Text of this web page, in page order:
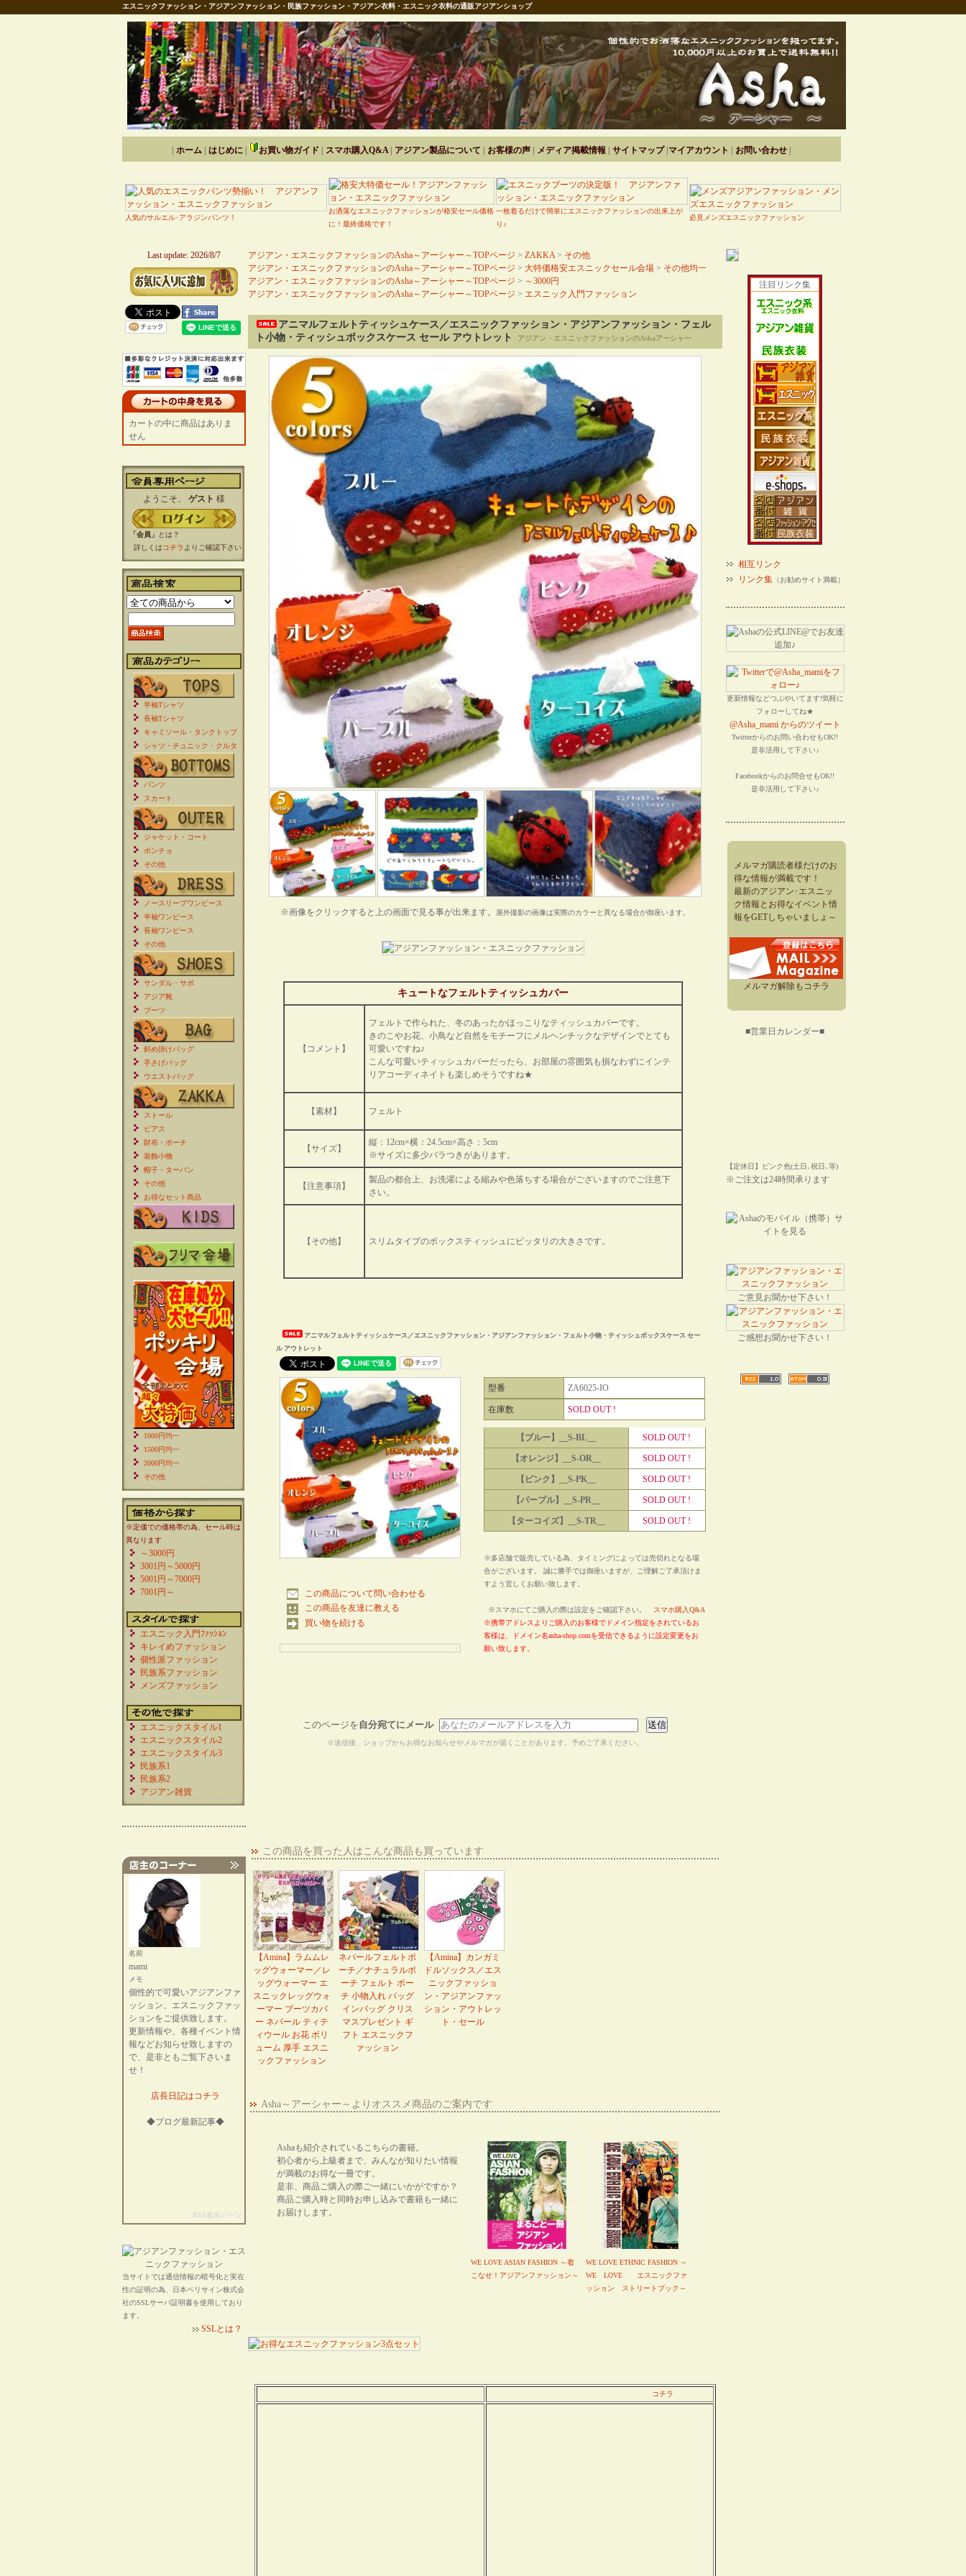
エスニックファッション・アジアンファッション・民族ファッション・アジアン衣料・エスニック衣料の通販アジアンショップ
ホーム| はじめに| お買い物ガイド スマホ購入Q&A| アジアン製品について お客様の声| メディア掲載情報 サイトマップ| マイアカウント お問い合わせ|
人気のサルエル･アラジンパンツ！
お洒落なエスニックファッションが格安セール価格
に！最終価格です！
一枚着るだけで簡単にエスニックファッションの出来上が
り♪
必見メンズエスニックファッション
アジアン・エスニックファッションのAsha～アーシャー～TOPページ > ZAKKA> その他
アジアン・エスニックファッションのAsha～アーシャー～TOPページ > 大特価格安エスニックセール会場 > その他均一
アジアン・エスニックファッションのAsha～アーシャー～TOPページ > ～3000円
アジアン・エスニックファッションのAsha～アーシャー～TOPページ > エスニック入門ファッション
アニマルフェルトティッシュケース／エスニックファッション・アジアンファッション・フェル
ト小物・ティッシュボックスケース セール アウトレット
アジアン・エスニックファッションのAshaアーシャー
※画像をクリックすると上の画面で見る事が出来ます。 屋外撮影の画像は実際のカラーと異なる場合が御座います。
キュートなフェルトティッシュカバー
【コメント】
フェルトで作られた、冬のあったかほっこりなティッシュカバーです。
きのこやお花、小鳥など自然をモチーフにメルヘンチックなデザインでとても
可愛いですね♪
こんな可愛いティッシュカバーだったら、お部屋の雰囲気も損なわずにインテ
リアコーディネイトも楽しめそうですね★
【素材】 フェルト
【サイズ】
縦：12cm×横：24.5cm×高さ：5cm
※サイズに多少バラつきがあります。
【注意事項】
製品の都合上、お洗濯による縮みや色落ちする場合がございますのでご注意下
さい。
【その他】 スリムタイプのボックスティッシュにピッタリの大きさです。
アニマルフェルトティッシュケース／エスニックファッション・アジアンファッション・フェルト小物・ティッシュボックスケース セー
ル アウトレット
この商品について問い合わせる
この商品を友達に教える
買い物を続ける
型番 ZA6025-IO
在庫数 SOLD OUT !
【ブルー】__S-BL__ SOLD OUT !
【オレンジ】__S-OR__ SOLD OUT !
【ピンク】__S-PK__ SOLD OUT !
【パープル】__S-PR__ SOLD OUT !
【ターコイズ】__S-TR__ SOLD OUT !
※多店舗で販売している為、タイミングによっては売切れとなる場
合がございます。 誠に勝手では御座いますが、ご理解ご了承頂けま
すよう宜しくお願い致します。
※スマホにてご購入の際は設定をご確認下さい。
スマホ購入Q&A
※携帯アドレスよりご購入のお客様でドメイン指定をされているお
客様は、ドメイン名asha-shop.comを受信できるように設定変更をお
願い致します。
このページを自分宛てにメール
※送信後、ショップからお得なお知らせやメルマガが届くことがあります。予めご了承ください。
この商品を買った人はこんな商品も買っています
【Amina】ラムムレ
ッグウォーマー／レ
ッグウォーマー エ
スニックレッグウォ
ーマー ブーツカバ
ー ネパール ティテ
ィウール お花 ボリ
ューム 厚手 エスニ
ックファッション
ネパールフェルトポ
ーチ／ナチュラルポ
ーチ フェルト ポー
チ 小物入れ バッグ
インバッグ クリス
マスプレゼント ギ
フト エスニックフ
ァッション
【Amina】カンガミ
ドルソックス／エス
ニックファッショ
ン・アジアンファッ
ション・アウトレッ
ト・セール
Asha～アーシャー～よりオススメ商品のご案内です
Ashaも紹介されているこちらの書籍。
初心者から上級者まで、みんなが知りたい情報
が満載のお得な一冊です。
是非、商品ご購入の際ご一緒にいかがですか？
商品ご購入時と同時お申し込みで書籍も一緒に
お届けします。
WE LOVE ASIAN FASHION ～着
こなせ！アジアンファッション～
WE LOVE ETHNIC FASHION ～
WE LOVE エスニックファ
ッション ストリートブック～
コチラ
Last update: 2026/8/7
カートの中に商品はありま
せん
ようこそ、 ゲスト 様
「会員」
とは？
詳しくはコチラ よりご確認下さい
半袖Tシャツ
長袖Tシャツ
キャミソール・タンクトップ
シャツ・チュニック・クルタ
パンツ
スカート
ジャケット・コート
ポンチョ
その他
ノースリーブワンピース
半袖ワンピース
長袖ワンピース
その他
サンダル・サボ
アジア靴
ブーツ
斜め掛けバッグ
手さげバッグ
ウエストバッグ
ストール
ピアス
財布・ポーチ
装飾小物
帽子・ターバン
その他
お得なセット商品
1000円均一
1500円均一
2000円均一
その他
※定価での価格帯の為、セール時は
異なります
～3000円
3001円～5000円
5001円～7000円
7001円～
エスニック入門ﾌｧｯｼｮﾝ
キレイめファッション
個性派ファッション
民族系ファッション
メンズファッション
エスニックスタイル1
エスニックスタイル2
エスニックスタイル3
民族系1
民族系2
アジアン雑貨
名前
mami
メモ
個性的で可愛いアジアンファ
ッション、エスニックファッ
ションをご提供致します。
更新情報や、各種イベント情
報などお知らせ致しますの
で、是非ともご覧下さいま
せ！
店長日記はコチラ
◆ブログ最新記事◆
RSS表示パーツ
当サイトでは通信情報の暗号化と実在
性の証明の為、日本ベリサイン株式会
社のSSLサーバ証明書を使用しており
ます。
SSLとは？
注目リンク集
相互リンク
リンク集（お勧めサイト満載）
更新情報などつぶやいてます!気軽に
フォローしてね★
@Asha_mami からのツイート
Twitterからのお問い合わせもOK!!
是非活用して下さい♪
Facebookからのお問合せもOK!!
是非活用して下さい♪
メルマガ購読者様だけのお
得な情報が満載です！
最新のアジアン･エスニッ
ク情報とお得なイベント情
報をGETしちゃいましょ～
メルマガ解除もコチラ
■営業日カレンダー■
【定休日】ピンク色(土日､祝日､等)
※ご注文は24時間承ります
ご意見お聞かせ下さい！
ご感想お聞かせ下さい！